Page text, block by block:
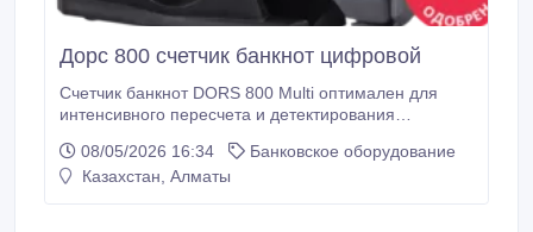
Дорс 800 счетчик банкнот цифровой
Счетчик банкнот DORS 800 Multi оптимален для
интенсивного пересчета и детектирования
розничной и оптовой торговли. Модель
осуществляет сквозной пересчет смешанной пачки
08/05/2026 16:34
Банковское оборудование
Казахстан, Алматы